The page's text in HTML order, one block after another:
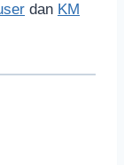
dan KM